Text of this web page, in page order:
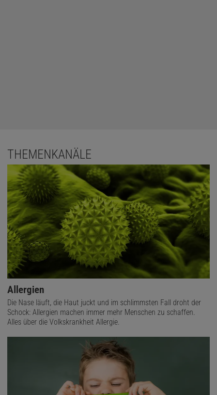
THEMENKANÄLE
Allergien
Die Nase läuft, die Haut juckt und im schlimmsten Fall droht der
Schock: Allergien machen immer mehr Menschen zu schaffen.
Alles über die Volkskrankheit Allergie.